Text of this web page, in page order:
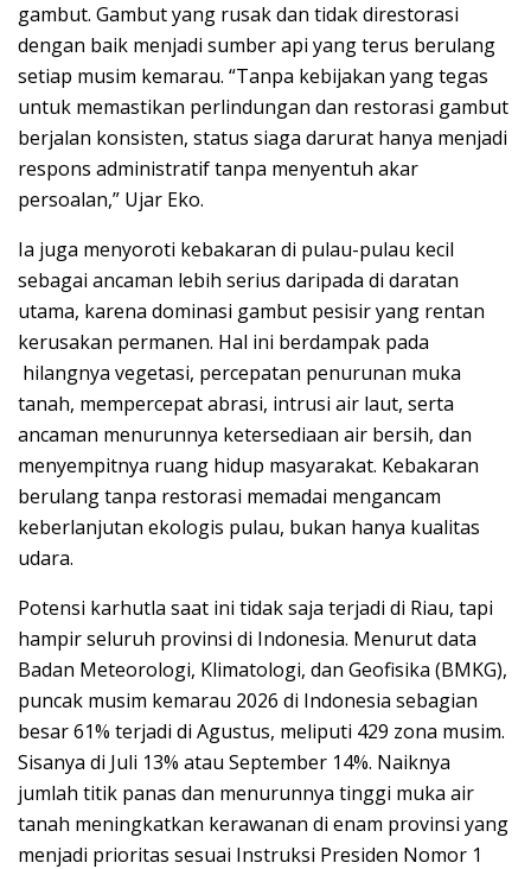
gambut. Gambut yang rusak dan tidak direstorasi
dengan baik menjadi sumber api yang terus berulang
setiap musim kemarau. “Tanpa kebijakan yang tegas
untuk memastikan perlindungan dan restorasi gambut
berjalan konsisten, status siaga darurat hanya menjadi
respons administratif tanpa menyentuh akar
persoalan,” Ujar Eko.
Ia juga menyoroti kebakaran di pulau-pulau kecil
sebagai ancaman lebih serius daripada di daratan
utama, karena dominasi gambut pesisir yang rentan
kerusakan permanen. Hal ini berdampak pada
hilangnya vegetasi, percepatan penurunan muka
tanah, mempercepat abrasi, intrusi air laut, serta
ancaman menurunnya ketersediaan air bersih, dan
menyempitnya ruang hidup masyarakat. Kebakaran
berulang tanpa restorasi memadai mengancam
keberlanjutan ekologis pulau, bukan hanya kualitas
udara.
Potensi karhutla saat ini tidak saja terjadi di Riau, tapi
hampir seluruh provinsi di Indonesia. Menurut data
Badan Meteorologi, Klimatologi, dan Geofisika (BMKG),
puncak musim kemarau 2026 di Indonesia sebagian
besar 61% terjadi di Agustus, meliputi 429 zona musim.
Sisanya di Juli 13% atau September 14%. Naiknya
jumlah titik panas dan menurunnya tinggi muka air
tanah meningkatkan kerawanan di enam provinsi yang
menjadi prioritas sesuai Instruksi Presiden Nomor 1